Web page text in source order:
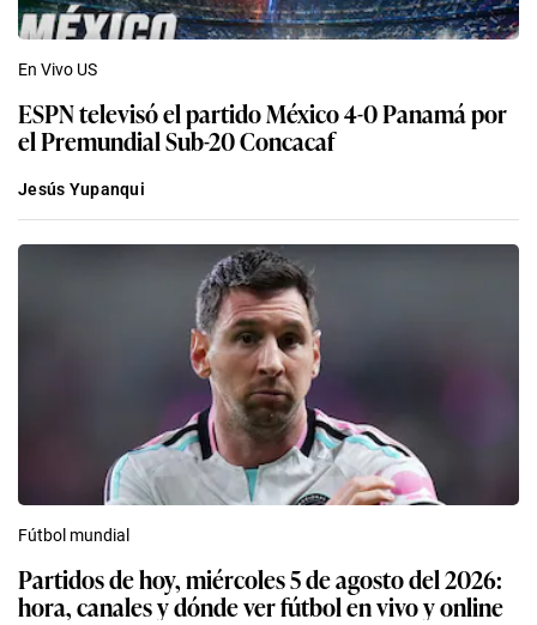
En Vivo US
ESPN televisó el partido México 4-0 Panamá por
el Premundial Sub-20 Concacaf
Jesús Yupanqui
Fútbol mundial
Partidos de hoy, miércoles 5 de agosto del 2026:
hora, canales y dónde ver fútbol en vivo y online